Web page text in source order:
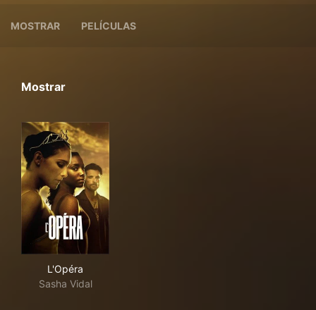
MOSTRAR PELÍCULAS
Mostrar
L'Opéra
Sasha Vidal